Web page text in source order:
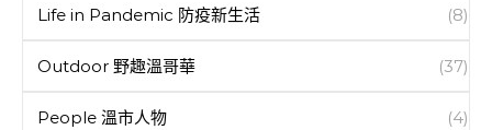
Life in Pandemic 防疫新生活 (8)
Outdoor 野趣溫哥華 (37)
People 溫市人物 (4)